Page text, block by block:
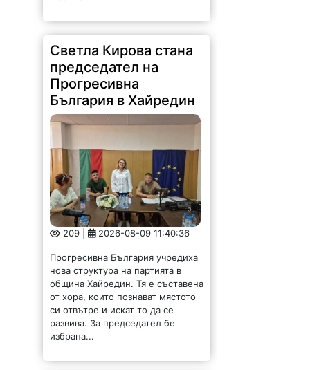
Светла Кирова стана
председател на
Прогресивна
България в Хайредин
209 | 2026-08-09 11:40:36
нова структура на партията в
община Хайредин. Тя е съставена
от хора, които познават мястото
си отвътре и искат то да се
развива. За председател бе
избрана...